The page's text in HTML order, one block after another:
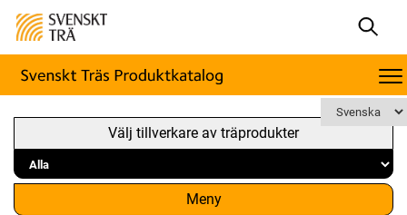
Välj tillverkare av träprodukter
Meny